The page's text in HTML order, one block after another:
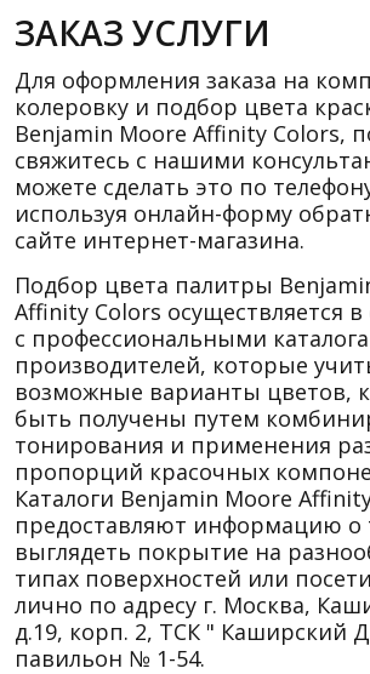
ЗАКАЗ УСЛУГИ
Для оформления заказа на
колеровку и подбор цвета
Benjamin Moore Affinity Colors,
свяжитесь с нашими
можете сделать это по
используя онлайн-форму
сайте интернет-магазина.
Подбор цвета палитры
Affinity Colors осуществляется в
с профессиональными
производителей, которые
возможные варианты цветов,
быть получены путем
тонирования и применения
пропорций красочных
Каталоги Benjamin Moore
предоставляют информацию о
выглядеть покрытие на
типах поверхностей или
лично по адресу г. Москва,
д.19, корп. 2, ТСК " Каширский
павильон № 1-54.